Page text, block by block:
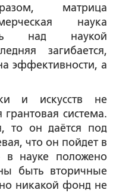
матрица
наука
над наукой
загибается,
эффективности, а
и искусств не
грантовая система.
то он даётся под
что он пойдет в
в науке положено
быть вторичные
никакой фонд не